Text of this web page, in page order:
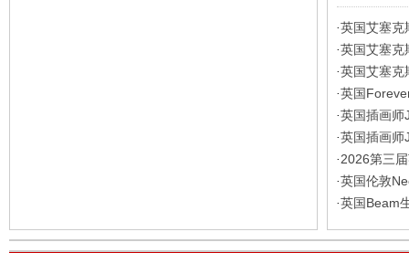
·英国艾塞
·英国艾塞
·英国艾塞
·英国
·英国插画师
·英国插画
· 2026第三
·英国伦敦
·英国Beam